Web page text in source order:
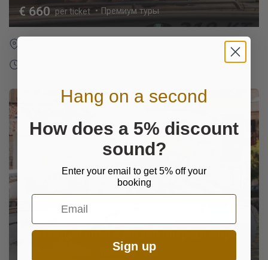
€ 660 per ticket • Премиум туры
Драгоценности Черногории —
дегустация вина и мидий посреди моря!
• Премиум туры
Hang on a second
How does a 5% discount
sound?
Enter your email to get 5% off your
booking
Email
Sign up